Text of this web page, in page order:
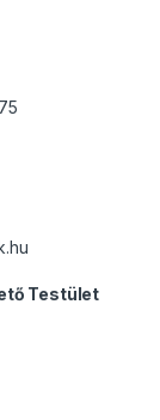
Testület